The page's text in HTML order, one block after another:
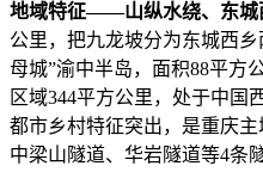
地域特征——山纵水绕、东城
公里，把九龙坡分为东城西
母城”渝中半岛，面积88平方
区域344平方公里，处于中国
都市乡村特征突出，是重庆主
中梁山隧道、华岩隧道等4条